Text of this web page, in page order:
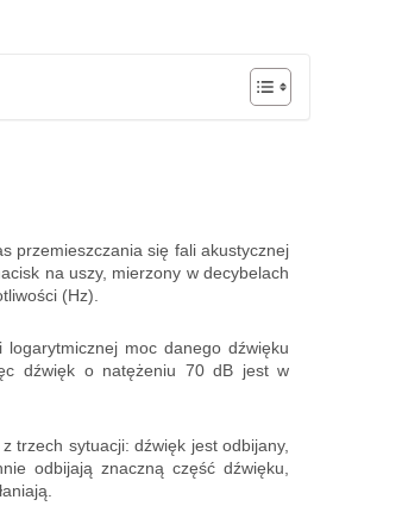
przemieszczania się fali akustycznej
na uszy, mierzony w decybelach
(Hz).
moc danego dźwięku
dźwięk o natężeniu 70 dB jest w
trzech sytuacji: dźwięk jest odbijany,
odbijają znaczną część dźwięku,